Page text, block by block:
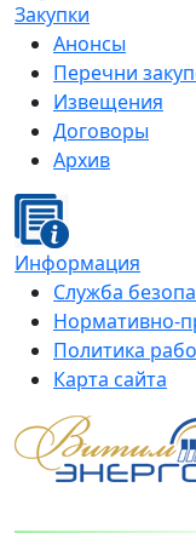
Закупки
Анонсы
Перечни
Извещения
Договоры
Архив
Информация
Служба
Нормативно-
Политика
Карта сайта